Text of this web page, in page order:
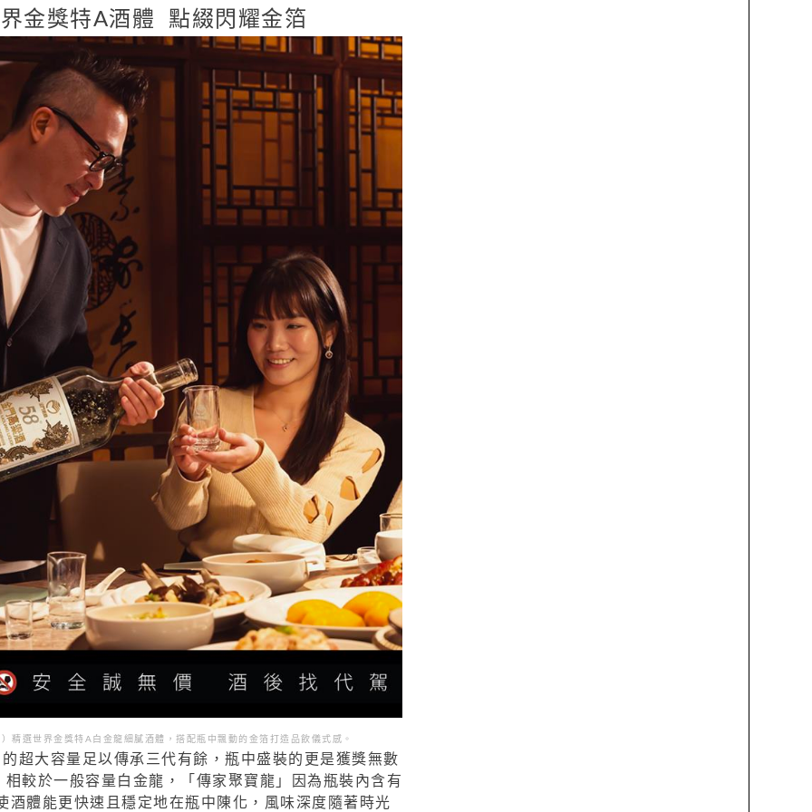
金獎特A酒體 點綴閃耀金箔
精選世界金獎特A白金龍細膩酒體，搭配瓶中飄動的金箔打造品飲儀式感。
超大容量足以傳承三代有餘，瓶中盛裝的更是獲獎無數
較於一般容量白金龍，「傳家聚寶龍」因為瓶裝內含有
酒體能更快速且穩定地在瓶中陳化，風味深度隨著時光